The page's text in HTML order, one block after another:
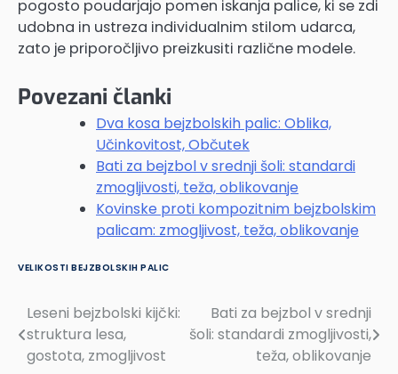
pogosto poudarjajo pomen iskanja palice, ki se zdi
udobna in ustreza individualnim stilom udarca,
zato je priporočljivo preizkusiti različne modele.
Povezani članki
Dva kosa bejzbolskih palic: Oblika,
Učinkovitost, Občutek
Bati za bejzbol v srednji šoli: standardi
zmogljivosti, teža, oblikovanje
Kovinske proti kompozitnim bejzbolskim
palicam: zmogljivost, teža, oblikovanje
VELIKOSTI BEJZBOLSKIH PALIC
Post
navigation
Leseni bejzbolski kijčki:
struktura lesa,
gostota, zmogljivost
Bati za bejzbol v srednji
šoli: standardi zmogljivosti,
teža, oblikovanje